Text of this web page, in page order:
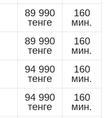
89 990
тенге
160
мин.
89 990
тенге
160
мин.
94 990
тенге
160
мин.
94 990
тенге
160
мин.